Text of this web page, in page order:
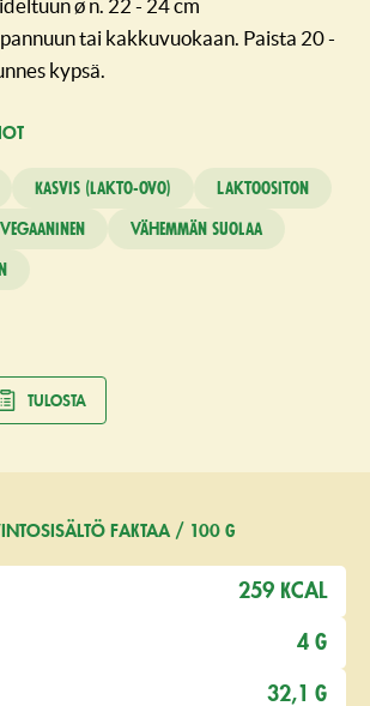
ø n. 22 - 24 cm
tai kakkuvuokaan. Paista 20 -
kypsä.
Kasvis (lakto-ovo) Laktoositon
Vegaaninen Vähemmän suolaa
TULOSTA
FAKTAA / 100 G
259 KCAL
4 G
32,1 G